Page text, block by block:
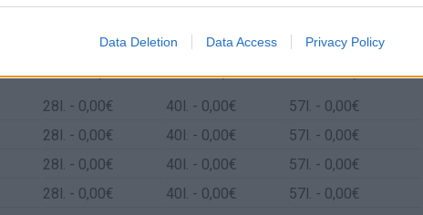
Data Deletion Data Access Privacy Policy
Valencia y Montgat+barcelona
Gasto 5l/100km Gasto 7l/100km
Gasto 10l/100km
28l. - 0,00€ 40l. - 0,00€ 57l. - 0,00€
28l. - 0,00€ 40l. - 0,00€ 57l. - 0,00€
28l. - 0,00€ 40l. - 0,00€ 57l. - 0,00€
28l. - 0,00€ 40l. - 0,00€ 57l. - 0,00€